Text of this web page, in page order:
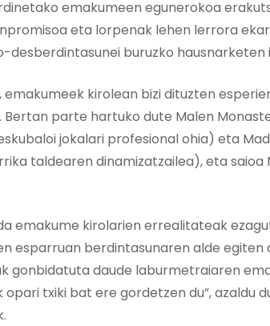
emakumeen egunerokoa
eta lorpenak lehen lerrora
desberdintasunei buruzko hausnarketen
emakumeek kirolean bizi dituzten
Bertan parte hartuko dute Malen
jokalari profesional ohia) eta
taldearen dinamizatzailea), eta
emakume kirolarien errealitateak
esparruan berdintasunaren alde egiten
gonbidatuta daude laburmetraiaren
txiki bat ere gordetzen du”, azaldu